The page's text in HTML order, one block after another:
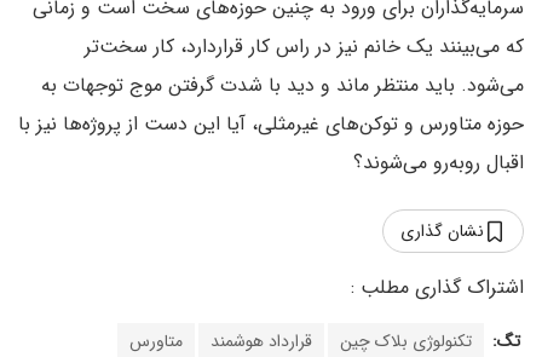
سرمایه‌گذاران برای ورود به چنین حوزه‌های سخت است و زمانی
که می‌بینند یک خانم نیز در راس کار قراردارد، کار سخت‌تر
می‌شود. باید منتظر ماند و دید با شدت گرفتن موج توجهات به
حوزه متاورس و توکن‌های غیرمثلی، آیا این دست از پروژه‌ها نیز با
اقبال روبه‌رو می‌شوند؟
نشان گذاری
تگ: تکنولوژی بلاک چین قرارداد هوشمند متاورس